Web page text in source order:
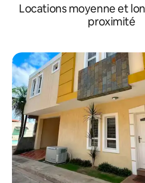
Locations moyenne et
proximité